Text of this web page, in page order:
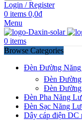
Login / Register
0 items 0,0₫
Menu
0 items
Browse Categories
Đèn Đường
Đèn
Đèn
Đèn Pha Năng
Đèn Sạc Năng
Dây cáp điện DC